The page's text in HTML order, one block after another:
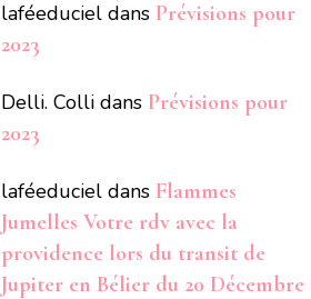
laféeduciel dans Prévisions pour
2023
Delli. Colli dans Prévisions pour
2023
laféeduciel dans Flammes
Jumelles Votre rdv avec la
providence lors du transit de
Jupiter en Bélier du 20 Décembre